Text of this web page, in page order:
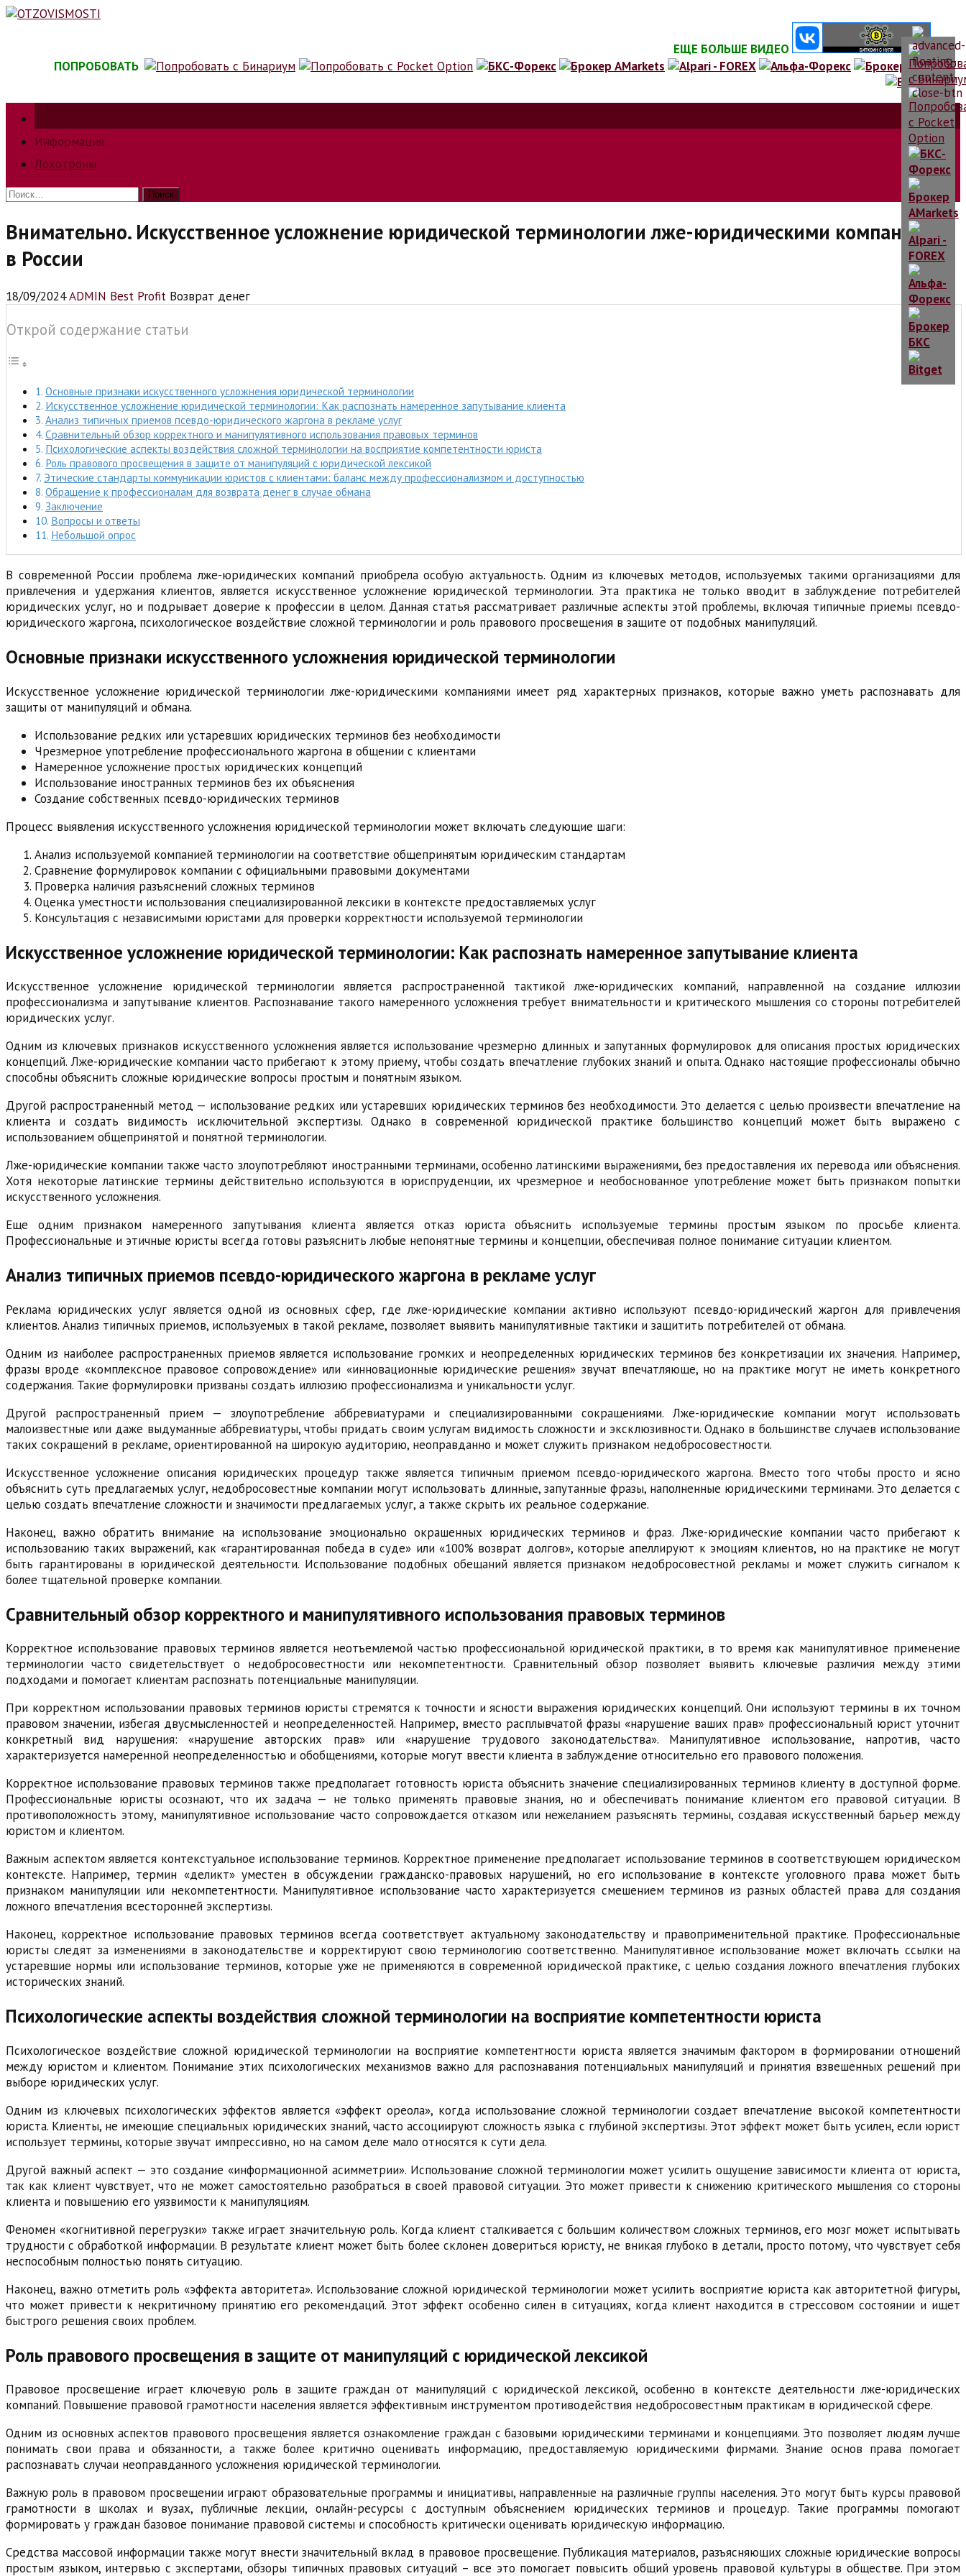
Skip
ЕЩЕ БОЛЬШЕ ВИДЕО
ПОПРОБОВАТЬ
Информация
Лохотроны
Найти:
Внимательно. Искусственное усложнение юридической терминологии лже-юридическими компаниями
в России
18/09/2024ADMIN Best Profit Возврат денег
Открой содержание статьи
Основные признаки искусственного усложнения юридической терминологии
Искусственное усложнение юридической терминологии: Как распознать намеренное запутывание клиента
Анализ типичных приемов псевдо-юридического жаргона в рекламе услуг
Сравнительный обзор корректного и манипулятивного использования правовых терминов
Психологические аспекты воздействия сложной терминологии на восприятие компетентности юриста
Роль правового просвещения в защите от манипуляций с юридической лексикой
Этические стандарты коммуникации юристов с клиентами: баланс между профессионализмом и доступностью
Обращение к профессионалам для возврата денег в случае обмана
Заключение
Вопросы и ответы
Небольшой опрос
В современной России проблема лже-юридических компаний приобрела особую актуальность. Одним из ключевых методов, используемых такими организациями для
привлечения и удержания клиентов, является искусственное усложнение юридической терминологии. Эта практика не только вводит в заблуждение потребителей
юридических услуг, но и подрывает доверие к профессии в целом. Данная статья рассматривает различные аспекты этой проблемы, включая типичные приемы псевдо-
юридического жаргона, психологическое воздействие сложной терминологии и роль правового просвещения в защите от подобных манипуляций.
Основные признаки искусственного усложнения юридической терминологии
Искусственное усложнение юридической терминологии лже-юридическими компаниями имеет ряд характерных признаков, которые важно уметь распознавать для
защиты от манипуляций и обмана.
Использование редких или устаревших юридических терминов без необходимости
Чрезмерное употребление профессионального жаргона в общении с клиентами
Намеренное усложнение простых юридических концепций
Использование иностранных терминов без их объяснения
Создание собственных псевдо-юридических терминов
Процесс выявления искусственного усложнения юридической терминологии может включать следующие шаги:
Анализ используемой компанией терминологии на соответствие общепринятым юридическим стандартам
Сравнение формулировок компании с официальными правовыми документами
Проверка наличия разъяснений сложных терминов
Оценка уместности использования специализированной лексики в контексте предоставляемых услуг
Консультация с независимыми юристами для проверки корректности используемой терминологии
Искусственное усложнение юридической терминологии: Как распознать намеренное запутывание клиента
Искусственное усложнение юридической терминологии является распространенной тактикой лже-юридических компаний, направленной на создание иллюзии
профессионализма и запутывание клиентов. Распознавание такого намеренного усложнения требует внимательности и критического мышления со стороны потребителей
юридических услуг.
Одним из ключевых признаков искусственного усложнения является использование чрезмерно длинных и запутанных формулировок для описания простых юридических
концепций. Лже-юридические компании часто прибегают к этому приему, чтобы создать впечатление глубоких знаний и опыта. Однако настоящие профессионалы обычно
способны объяснить сложные юридические вопросы простым и понятным языком.
Другой распространенный метод — использование редких или устаревших юридических терминов без необходимости. Это делается с целью произвести впечатление на
клиента и создать видимость исключительной экспертизы. Однако в современной юридической практике большинство концепций может быть выражено с
использованием общепринятой и понятной терминологии.
Лже-юридические компании также часто злоупотребляют иностранными терминами, особенно латинскими выражениями, без предоставления их перевода или объяснения.
Хотя некоторые латинские термины действительно используются в юриспруденции, их чрезмерное и необоснованное употребление может быть признаком попытки
искусственного усложнения.
Еще одним признаком намеренного запутывания клиента является отказ юриста объяснить используемые термины простым языком по просьбе клиента.
Профессиональные и этичные юристы всегда готовы разъяснить любые непонятные термины и концепции, обеспечивая полное понимание ситуации клиентом.
Анализ типичных приемов псевдо-юридического жаргона в рекламе услуг
Реклама юридических услуг является одной из основных сфер, где лже-юридические компании активно используют псевдо-юридический жаргон для привлечения
клиентов. Анализ типичных приемов, используемых в такой рекламе, позволяет выявить манипулятивные тактики и защитить потребителей от обмана.
Одним из наиболее распространенных приемов является использование громких и неопределенных юридических терминов без конкретизации их значения. Например,
фразы вроде «комплексное правовое сопровождение» или «инновационные юридические решения» звучат впечатляюще, но на практике могут не иметь конкретного
содержания. Такие формулировки призваны создать иллюзию профессионализма и уникальности услуг.
Другой распространенный прием — злоупотребление аббревиатурами и специализированными сокращениями. Лже-юридические компании могут использовать
малоизвестные или даже выдуманные аббревиатуры, чтобы придать своим услугам видимость сложности и эксклюзивности. Однако в большинстве случаев использование
таких сокращений в рекламе, ориентированной на широкую аудиторию, неоправданно и может служить признаком недобросовестности.
Искусственное усложнение описания юридических процедур также является типичным приемом псевдо-юридического жаргона. Вместо того чтобы просто и ясно
объяснить суть предлагаемых услуг, недобросовестные компании могут использовать длинные, запутанные фразы, наполненные юридическими терминами. Это делается с
целью создать впечатление сложности и значимости предлагаемых услуг, а также скрыть их реальное содержание.
Наконец, важно обратить внимание на использование эмоционально окрашенных юридических терминов и фраз. Лже-юридические компании часто прибегают к
использованию таких выражений, как «гарантированная победа в суде» или «100% возврат долгов», которые апеллируют к эмоциям клиентов, но на практике не могут
быть гарантированы в юридической деятельности. Использование подобных обещаний является признаком недобросовестной рекламы и может служить сигналом к
более тщательной проверке компании.
Сравнительный обзор корректного и манипулятивного использования правовых терминов
Корректное использование правовых терминов является неотъемлемой частью профессиональной юридической практики, в то время как манипулятивное применение
терминологии часто свидетельствует о недобросовестности или некомпетентности. Сравнительный обзор позволяет выявить ключевые различия между этими
подходами и помогает клиентам распознать потенциальные манипуляции.
При корректном использовании правовых терминов юристы стремятся к точности и ясности выражения юридических концепций. Они используют термины в их точном
правовом значении, избегая двусмысленностей и неопределенностей. Например, вместо расплывчатой фразы «нарушение ваших прав» профессиональный юрист уточнит
конкретный вид нарушения: «нарушение авторских прав» или «нарушение трудового законодательства». Манипулятивное использование, напротив, часто
характеризуется намеренной неопределенностью и обобщениями, которые могут ввести клиента в заблуждение относительно его правового положения.
Корректное использование правовых терминов также предполагает готовность юриста объяснить значение специализированных терминов клиенту в доступной форме.
Профессиональные юристы осознают, что их задача — не только применять правовые знания, но и обеспечивать понимание клиентом его правовой ситуации. В
противоположность этому, манипулятивное использование часто сопровождается отказом или нежеланием разъяснять термины, создавая искусственный барьер между
юристом и клиентом.
Важным аспектом является контекстуальное использование терминов. Корректное применение предполагает использование терминов в соответствующем юридическом
контексте. Например, термин «деликт» уместен в обсуждении гражданско-правовых нарушений, но его использование в контексте уголовного права может быть
признаком манипуляции или некомпетентности. Манипулятивное использование часто характеризуется смешением терминов из разных областей права для создания
ложного впечатления всесторонней экспертизы.
Наконец, корректное использование правовых терминов всегда соответствует актуальному законодательству и правоприменительной практике. Профессиональные
юристы следят за изменениями в законодательстве и корректируют свою терминологию соответственно. Манипулятивное использование может включать ссылки на
устаревшие нормы или использование терминов, которые уже не применяются в современной юридической практике, с целью создания ложного впечатления глубоких
исторических знаний.
Психологические аспекты воздействия сложной терминологии на восприятие компетентности юриста
Психологическое воздействие сложной юридической терминологии на восприятие компетентности юриста является значимым фактором в формировании отношений
между юристом и клиентом. Понимание этих психологических механизмов важно для распознавания потенциальных манипуляций и принятия взвешенных решений при
выборе юридических услуг.
Одним из ключевых психологических эффектов является «эффект ореола», когда использование сложной терминологии создает впечатление высокой компетентности
юриста. Клиенты, не имеющие специальных юридических знаний, часто ассоциируют сложность языка с глубиной экспертизы. Этот эффект может быть усилен, если юрист
использует термины, которые звучат импрессивно, но на самом деле мало относятся к сути дела.
Другой важный аспект — это создание «информационной асимметрии». Использование сложной терминологии может усилить ощущение зависимости клиента от юриста,
так как клиент чувствует, что не может самостоятельно разобраться в своей правовой ситуации. Это может привести к снижению критического мышления со стороны
клиента и повышению его уязвимости к манипуляциям.
Феномен «когнитивной перегрузки» также играет значительную роль. Когда клиент сталкивается с большим количеством сложных терминов, его мозг может испытывать
трудности с обработкой информации. В результате клиент может быть более склонен довериться юристу, не вникая глубоко в детали, просто потому, что чувствует себя
неспособным полностью понять ситуацию.
Наконец, важно отметить роль «эффекта авторитета». Использование сложной юридической терминологии может усилить восприятие юриста как авторитетной фигуры,
что может привести к некритичному принятию его рекомендаций. Этот эффект особенно силен в ситуациях, когда клиент находится в стрессовом состоянии и ищет
быстрого решения своих проблем.
Роль правового просвещения в защите от манипуляций с юридической лексикой
Правовое просвещение играет ключевую роль в защите граждан от манипуляций с юридической лексикой, особенно в контексте деятельности лже-юридических
компаний. Повышение правовой грамотности населения является эффективным инструментом противодействия недобросовестным практикам в юридической сфере.
Одним из основных аспектов правового просвещения является ознакомление граждан с базовыми юридическими терминами и концепциями. Это позволяет людям лучше
понимать свои права и обязанности, а также более критично оценивать информацию, предоставляемую юридическими фирмами. Знание основ права помогает
распознавать случаи неоправданного усложнения юридической терминологии.
Важную роль в правовом просвещении играют образовательные программы и инициативы, направленные на различные группы населения. Это могут быть курсы правовой
грамотности в школах и вузах, публичные лекции, онлайн-ресурсы с доступным объяснением юридических терминов и процедур. Такие программы помогают
формировать у граждан базовое понимание правовой системы и способность критически оценивать юридическую информацию.
Средства массовой информации также могут внести значительный вклад в правовое просвещение. Публикация материалов, разъясняющих сложные юридические вопросы
простым языком, интервью с экспертами, обзоры типичных правовых ситуаций – все это помогает повысить общий уровень правовой культуры в обществе. При этом